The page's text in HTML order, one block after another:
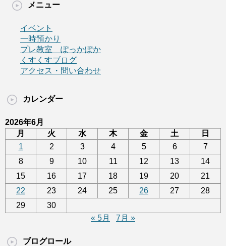
メニュー
イベント
一時預かり
プレ教室 ぽっかぽか
くすくすブログ
アクセス・問い合わせ
カレンダー
2026年6月
月
火 水 木 金 土
日
1
2 3 4 5 6
7
8
9 10 11 12 13
14
15
16 17 18 19 20
21
22
23 24 25 26 27
28
29
30
« 5月
7月 »
ブログロール